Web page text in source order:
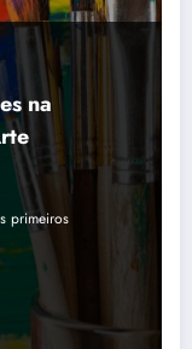
na
primeiros